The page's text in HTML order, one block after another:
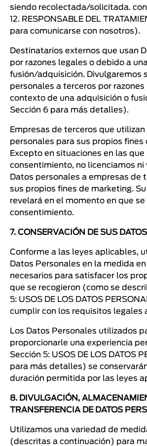
siendo recolectada/solicitada.
12. RESPONSABLE DEL
para comunicarse con nosotros).
Destinatarios externos que usan
por razones legales o debido a
fusión/adquisición. Divulgaremos
personales a terceros por razones
contexto de una adquisición o
Sección 6 para más detalles).
Empresas de terceros que
personales para sus propios fines
Excepto en situaciones en las que
consentimiento, no licenciamos ni
Datos personales a empresas de
sus propios fines de marketing.
revelará en el momento en que
consentimiento.
7. CONSERVACIÓN DE SUS
Conforme a las leyes aplicables,
Datos Personales en la medida
necesarios para satisfacer los
que se recogieron (como se
5: USOS DE LOS DATOS
cumplir con los requisitos legales
Los Datos Personales utilizados
proporcionarle una experiencia
Sección 5: USOS DE LOS DATOS
para más detalles) se
duración permitida por las leyes
8. DIVULGACIÓN,
TRANSFERENCIA DE DATOS
Utilizamos una variedad de
(descritas a continuación) para